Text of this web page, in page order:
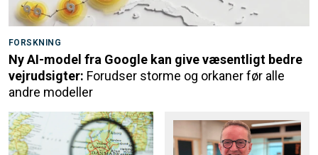
FORSKNING
Ny AI-model fra Google kan give væsentligt bedre
vejrudsigter: Forudser storme og orkaner før alle
andre modeller